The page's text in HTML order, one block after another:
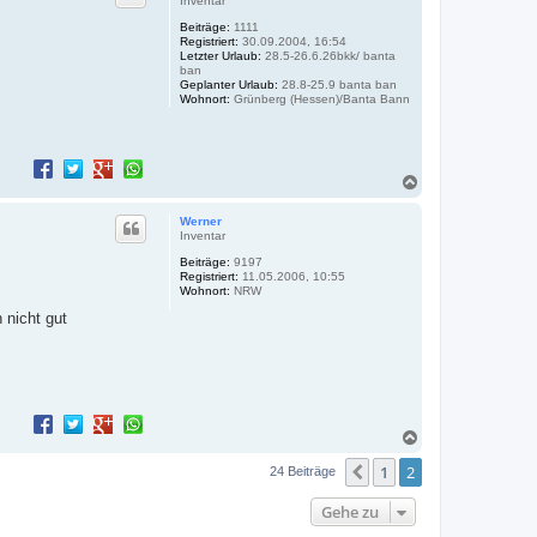
Beiträge: 1111
Registriert: 30.09.2004, 16:54
Letzter Urlaub: 28.5-26.6.26bkk/ banta
ban
Geplanter Urlaub: 28.8-25.9 banta ban
Wohnort: Grünberg (Hessen)/Banta Bann
Werner
Inventar
Beiträge: 9197
Registriert: 11.05.2006, 10:55
Wohnort: NRW
nicht gut
h
24 Beiträge Vorherige
1 2
Gehe zu